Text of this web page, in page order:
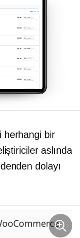
herhangi bir
aslında
dolayı